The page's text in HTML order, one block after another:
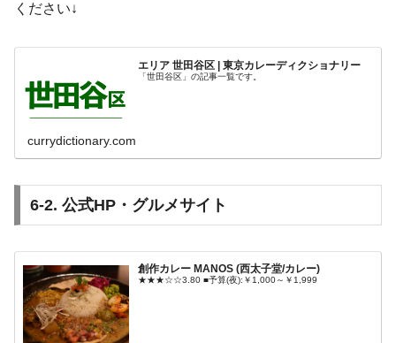
ください↓
エリア 世田谷区 | 東京カレーディクショナリー
「世田谷区」の記事一覧です。
currydictionary.com
6-2. 公式HP・グルメサイト
創作カレー MANOS (西太子堂/カレー)
★★★☆☆3.80 ■予算(夜):￥1,000～￥1,999